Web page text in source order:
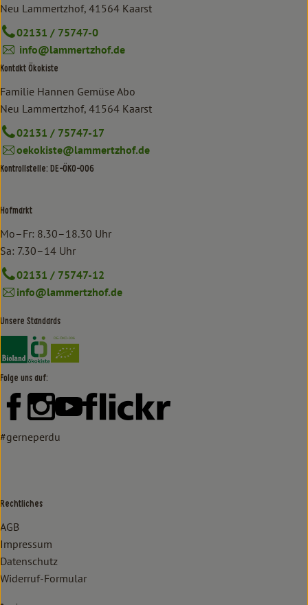
Neu Lammertzhof, 41564 Kaarst
02131 / 75747-0
info@lammertzhof.de
Kontakt Ökokiste
Familie Hannen Gemüse Abo
Neu Lammertzhof, 41564 Kaarst
02131 / 75747-17
oekokiste@lammertzhof.de
Kontrollstelle: DE-ÖKO-006
Hofmarkt
Mo–Fr: 8.30–18.30 Uhr
Sa: 7.30–14 Uhr
02131 / 75747-12
info@lammertzhof.de
Unsere Standards
Externer Link zu https://www.bioland.de/verbraucher
Externer Link zu https://www.oekokiste.de/
Folge uns auf:
Externer Link zu https://www.facebook.com/lammertzhof/
Externer Link zu https://www.instagram.com/
Externer Link zu https://www.youtube.com/
Externer Link zu https://
#gerneperdu
Rechtliches
AGB
Impressum
Datenschutz
Widerruf-Formular